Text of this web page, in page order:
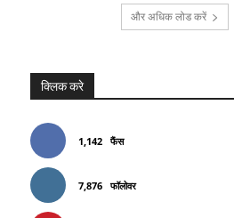
और अधिक लोड करें
क्लिक करे
1,142 फैंस
7,876 फॉलोवर